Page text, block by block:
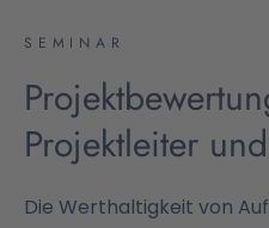
SEMINAR
Projektleiter
Die Werthaltigkeit von